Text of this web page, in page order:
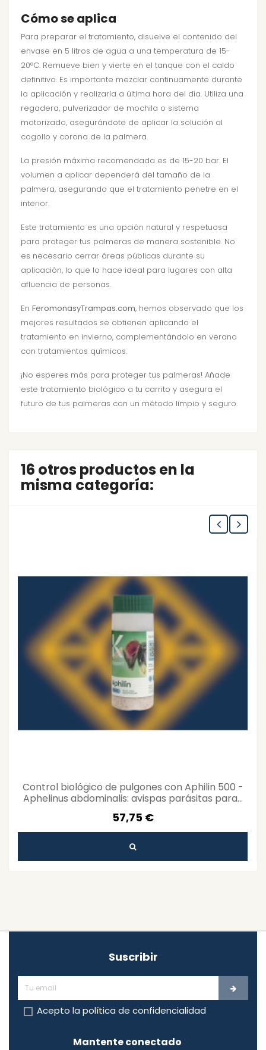
Cómo se aplica
Para preparar el tratamiento, disuelve el contenido del
envase en 5 litros de agua a una temperatura de 15-
20°C. Remueve bien y vierte en el tanque con el caldo
definitivo. Es importante mezclar continuamente durante
la aplicación y realizarla a última hora del día. Utiliza una
regadera, pulverizador de mochila o sistema
motorizado, asegurándote de aplicar la solución al
cogollo y corona de la palmera.
La presión máxima recomendada es de 15-20 bar. El
volumen a aplicar dependerá del tamaño de la
palmera, asegurando que el tratamiento penetre en el
interior.
Este tratamiento es una opción natural y respetuosa
para proteger tus palmeras de manera sostenible. No
es necesario cerrar áreas públicas durante su
aplicación, lo que lo hace ideal para lugares con alta
afluencia de personas.
En FeromonasyTrampas.com, hemos observado que los
mejores resultados se obtienen aplicando el
tratamiento en invierno, complementándolo en verano
con tratamientos químicos.
¡No esperes más para proteger tus palmeras! Añade
este tratamiento biológico a tu carrito y asegura el
futuro de tus palmeras con un método limpio y seguro.
16 otros productos en la
misma categoría:
Control biológico de pulgones con Aphilin 500 -
Aphelinus abdominalis: avispas parásitas para...
57,75 €
Suscribir
Acepto la política de confidencialidad
Mantente conectado